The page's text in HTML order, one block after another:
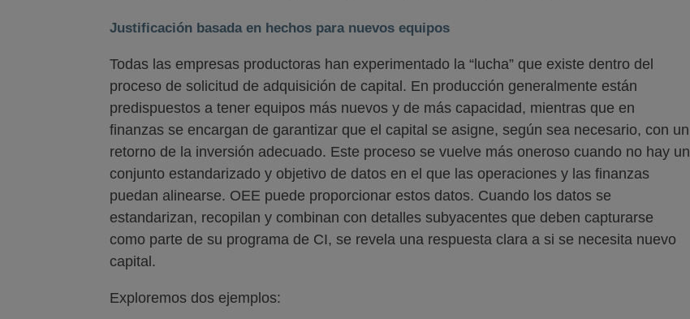
Justificación basada en hechos para nuevos equipos
Todas las empresas productoras han experimentado la “lucha” que existe dentro del
proceso de solicitud de adquisición de capital. En producción generalmente están
predispuestos a tener equipos más nuevos y de más capacidad, mientras que en
finanzas se encargan de garantizar que el capital se asigne, según sea necesario, con un
retorno de la inversión adecuado. Este proceso se vuelve más oneroso cuando no hay un
conjunto estandarizado y objetivo de datos en el que las operaciones y las finanzas
puedan alinearse. OEE puede proporcionar estos datos. Cuando los datos se
estandarizan, recopilan y combinan con detalles subyacentes que deben capturarse
como parte de su programa de CI, se revela una respuesta clara a si se necesita nuevo
capital.
Exploremos dos ejemplos: